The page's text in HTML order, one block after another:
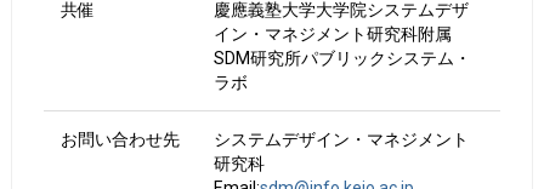
共催
慶應義塾大学大学院システムデザ
イン・マネジメント研究科附属
SDM研究所パブリックシステム・
ラボ
お問い合わせ先
システムデザイン・マネジメント
研究科